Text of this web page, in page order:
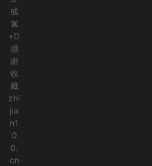
或
⌘
+D
感
谢
收
藏
zhi
jia
n1
0
0.
cn